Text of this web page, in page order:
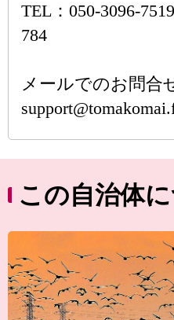
TEL：050-3096-
784
メールでのお問合
この自治体